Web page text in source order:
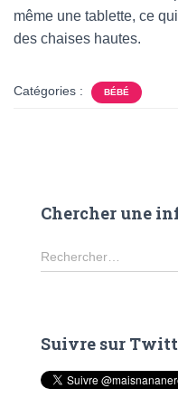
même une tablette, ce
des chaises hautes.
Catégories : BÉBÉ
Chercher une
R
e
r
c
h
Rechercher…
Suivre sur